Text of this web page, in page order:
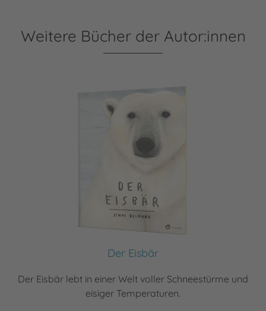
Weitere Bücher der Autor:innen
Der Eisbär
Der Eisbär lebt in einer Welt voller Schneestürme und
eisiger Temperaturen.